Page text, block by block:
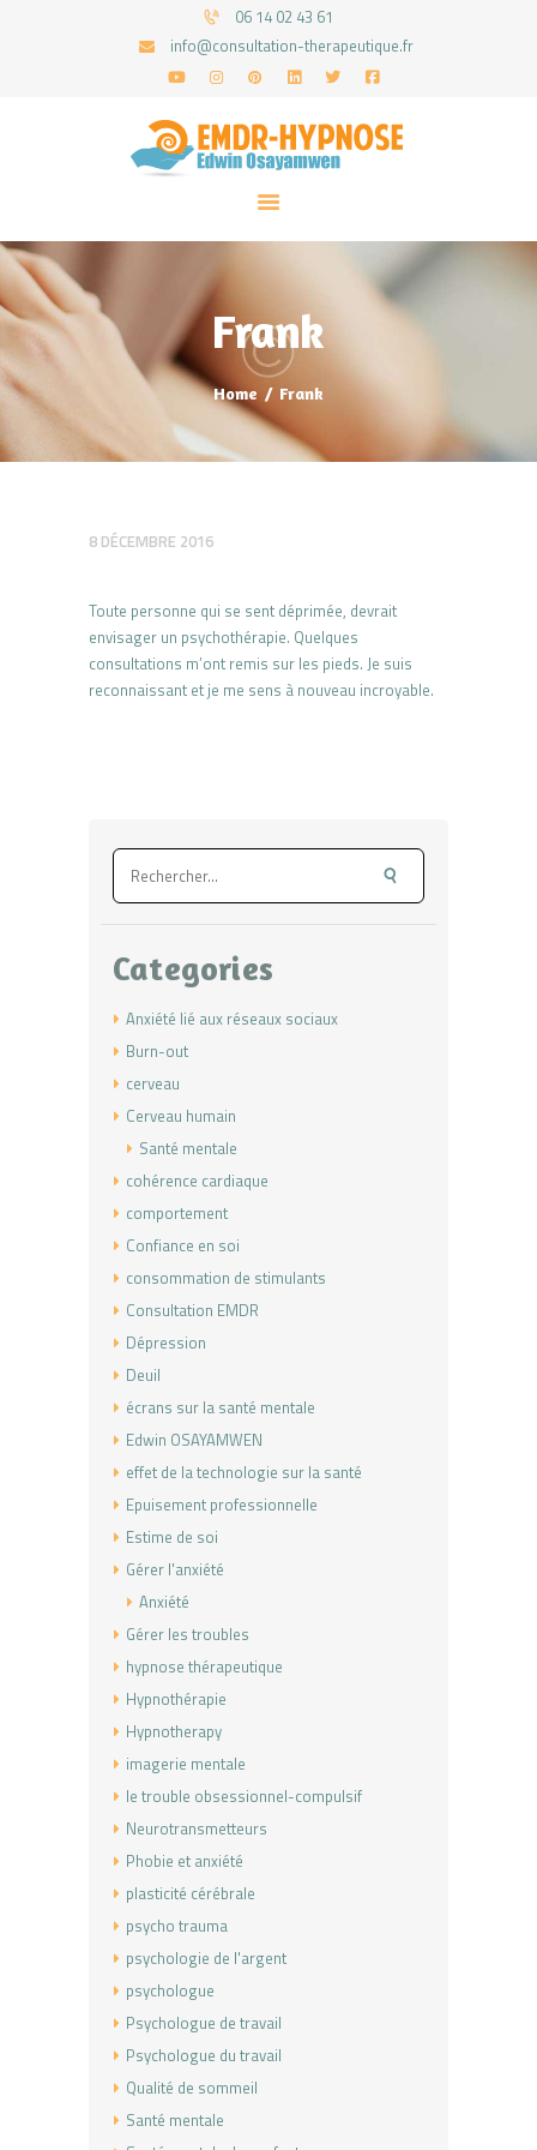
06 14 02 43 61
info@consultation-therapeutique.fr
Frank
Home Frank
ACCUEIL
MON APPROCHE
ARTICLES
CONSULTATIONS
PRENEZ UN RDV
8 DÉCEMBRE 2016
Toute personne qui se sent déprimée, devrait
envisager un psychothérapie. Quelques
consultations m’ont remis sur les pieds. Je suis
reconnaissant et je me sens à nouveau incroyable.
Rechercher :
Categories
Anxiété lié aux réseaux sociaux
Burn-out
cerveau
Cerveau humain
Santé mentale
cohérence cardiaque
comportement
Confiance en soi
consommation de stimulants
Consultation EMDR
Dépression
Deuil
écrans sur la santé mentale
Edwin OSAYAMWEN
effet de la technologie sur la santé
Epuisement professionnelle
Estime de soi
Gérer l'anxiété
Anxiété
Gérer les troubles
hypnose thérapeutique
Hypnothérapie
Hypnotherapy
imagerie mentale
le trouble obsessionnel-compulsif
Neurotransmetteurs
Phobie et anxiété
plasticité cérébrale
psycho trauma
psychologie de l'argent
psychologue
Psychologue de travail
Psychologue du travail
Qualité de sommeil
Santé mentale